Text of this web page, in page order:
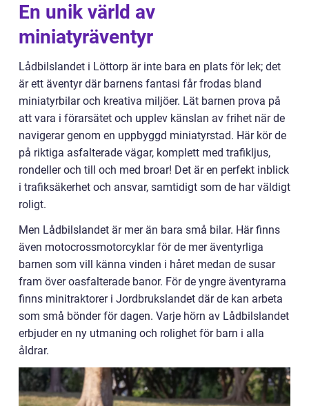
En unik värld av
miniatyräventyr
Lådbilslandet i Löttorp är inte bara en plats för lek; det
är ett äventyr där barnens fantasi får frodas bland
miniatyrbilar och kreativa miljöer. Lät barnen prova på
att vara i förarsätet och upplev känslan av frihet när de
navigerar genom en uppbyggd miniatyrstad. Här kör de
på riktiga asfalterade vägar, komplett med trafikljus,
rondeller och till och med broar! Det är en perfekt inblick
i trafiksäkerhet och ansvar, samtidigt som de har väldigt
roligt.
Men Lådbilslandet är mer än bara små bilar. Här finns
även motocrossmotorcyklar för de mer äventyrliga
barnen som vill känna vinden i håret medan de susar
fram över oasfalterade banor. För de yngre äventyrarna
finns minitraktorer i Jordbrukslandet där de kan arbeta
som små bönder för dagen. Varje hörn av Lådbilslandet
erbjuder en ny utmaning och rolighet för barn i alla
åldrar.